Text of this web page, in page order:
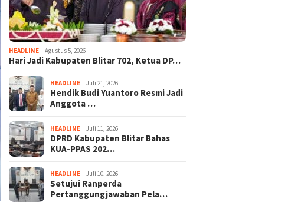
HEADLINE Agustus 5, 2026
Hari Jadi Kabupaten Blitar 702, Ketua DP…
HEADLINE Juli 21, 2026
Hendik Budi Yuantoro Resmi Jadi
Anggota …
HEADLINE Juli 11, 2026
DPRD Kabupaten Blitar Bahas
KUA-PPAS 202…
HEADLINE Juli 10, 2026
Setujui Ranperda
Pertanggungjawaban Pela…